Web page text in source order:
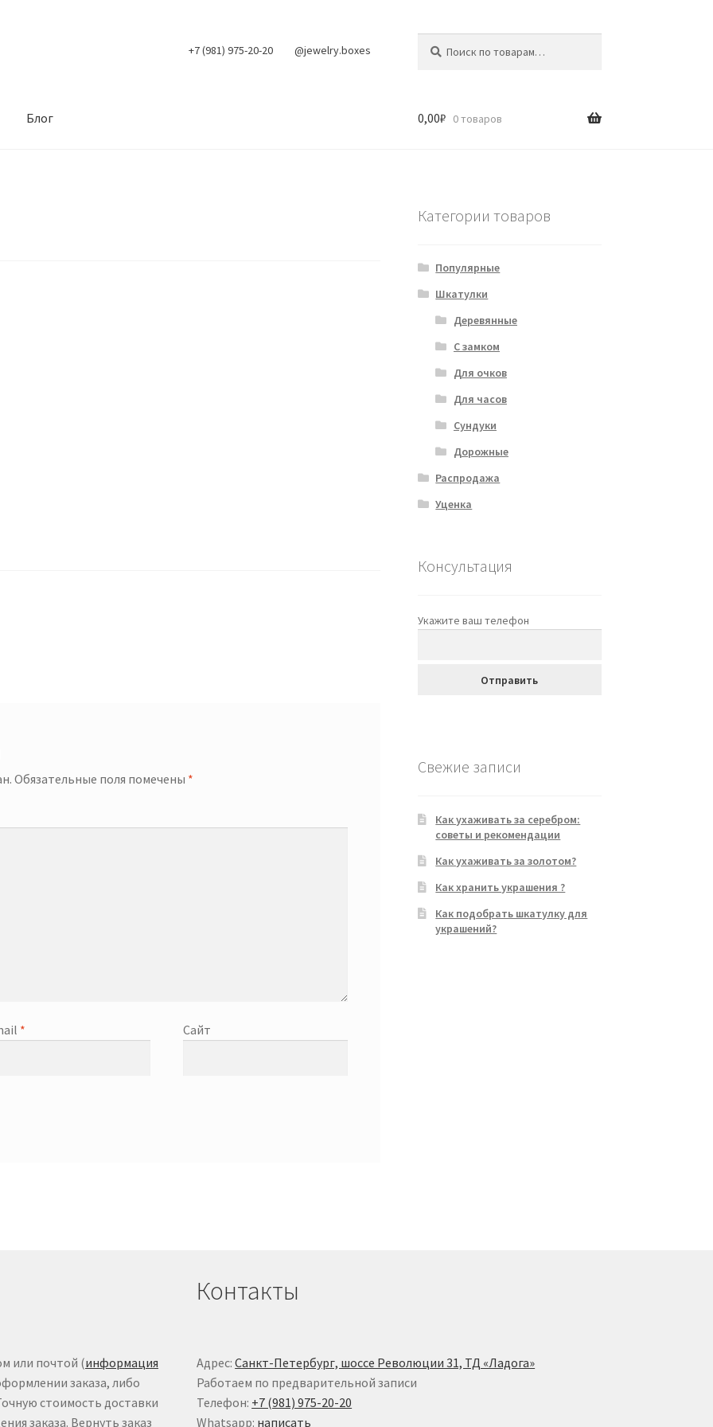
+7 (981) 975-20-20 @jewelry.boxes
Блог 0,00₽ 0 товаров
Обязательные поля помечены *
* Сайт
Категории товаров
Популярные
Шкатулки
Деревянные
С замком
Для очков
Для часов
Сундуки
Дорожные
Распродажа
Уценка
Консультация
Укажите ваш телефон
Свежие записи
Как ухаживать за серебром:
советы и рекомендации
Как ухаживать за золотом?
Как хранить украшения ?
Как подобрать шкатулку для
украшений?
или почтой (информация
заказа, либо
стоимость доставки
заказа. Вернуть заказ
Контакты
Адрес:Санкт-Петербург, шоссе Революции 31, ТД «Ладога»
Работаем по предварительной записи
Телефон: +7 (981) 975-20-20
Whatsapp: написать